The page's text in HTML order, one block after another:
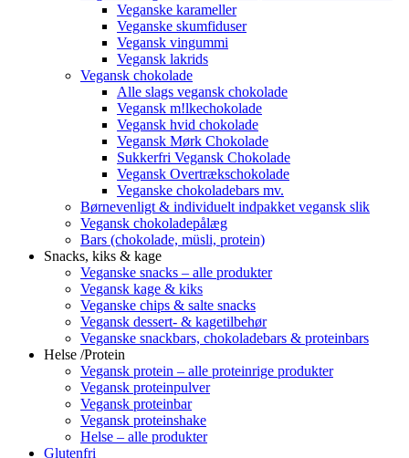
Veganske karameller
Veganske skumfiduser
Vegansk vingummi
Vegansk lakrids
Vegansk chokolade
Alle slags vegansk chokolade
Vegansk m!lkechokolade
Vegansk hvid chokolade
Vegansk Mørk Chokolade
Sukkerfri Vegansk Chokolade
Vegansk Overtrækschokolade
Veganske chokoladebars mv.
Børnevenligt & individuelt indpakket vegansk slik
Vegansk chokoladepålæg
Bars (chokolade, müsli, protein)
Snacks, kiks & kage
Veganske snacks – alle produkter
Vegansk kage & kiks
Veganske chips & salte snacks
Vegansk dessert- & kagetilbehør
Veganske snackbars, chokoladebars & proteinbars
Helse /Protein
Vegansk protein – alle proteinrige produkter
Vegansk proteinpulver
Vegansk proteinbar
Vegansk proteinshake
Helse – alle produkter
Glutenfri